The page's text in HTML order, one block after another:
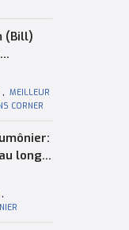
(Bill)
, MEILLEUR
CORNER
long
,